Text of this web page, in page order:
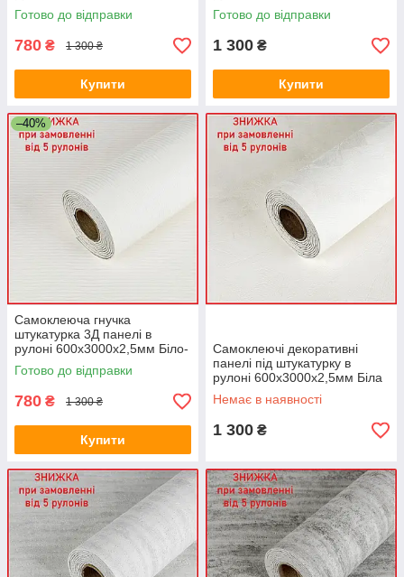
Світлий Мармаріно ПВХ
декор SW-00002992
Готово до відправки
780 ₴ 1 300 ₴
Купити
Пісочний текстурний ПВХ
декор SW-00002994
Готово до відправки
1 300 ₴
Купити
–40%
Самоклеюча гнучка
штукатурка 3Д панелі в
рулоні 600х3000х2,5мм Біло-
молочна рельєф смуги ПВХ
декор SW-00002995
Готово до відправки
780 ₴ 1 300 ₴
Купити
Самоклеючі декоративні
панелі під штукатурку в
рулоні 600х3000х2,5мм Біла
Травертіно ПВХ декор SW-
00002990
Немає в наявності
1 300 ₴